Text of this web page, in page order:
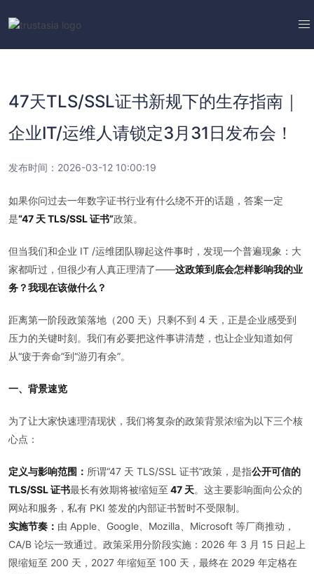
47天TLS/SSL证书新规下的生存指南｜
企业IT/运维人请锁定3月31日发布会！
发布时间：2026-03-12 10:00:19
如果你问过去一年数字证书行业有什么绕不开的话题，答案一定
是“47 天 TLS/SSL 证书”政策。
但当我们和企业 IT /运维团队聊起这件事时，发现一个普遍现象：大
家都听过，但很少有人真正理清了——这政策到底会怎样影响我的业
务？我现在该做什么？
距离第一阶段政策落地（200 天）只剩不到 4 天，正是企业感受到
压力的关键时刻。我们有必要把这件事讲清楚，也让企业知道如何
从“疲于奔命”到“游刃有余”。
一、背景速览
为了让大家快速理清现状，我们将复杂的政策背景浓缩为以下三个核
心点：
定义与影响范围： 所谓“47 天 TLS/SSL 证书”政策，是指公开可信的
TLS/SSL 证书最长有效期将被缩短至 47 天。这主要影响面向公众的
网站和服务，私有 PKI 签发的内部证书暂时不受限制。
实施节奏： 由 Apple、Google、Mozilla、Microsoft 等厂商推动，
CA/B 论坛一致通过。政策采用分阶段实施：2026 年 3 月 15 日起上
限缩短至 200 天，2027 年缩短至 100 天，最终在 2029 年定格在